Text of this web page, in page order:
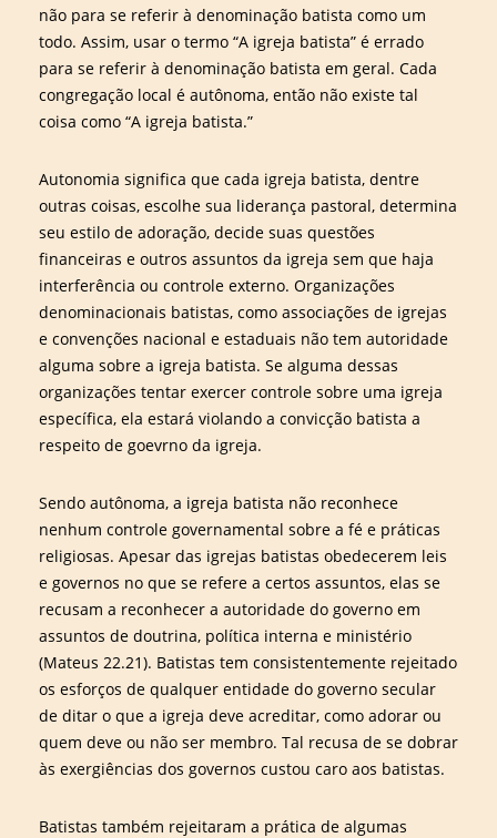
não para se referir à denominação batista como um
todo. Assim, usar o termo “A igreja batista” é errado
para se referir à denominação batista em geral. Cada
congregação local é autônoma, então não existe tal
coisa como “A igreja batista.”
Autonomia significa que cada igreja batista, dentre
outras coisas, escolhe sua liderança pastoral, determina
seu estilo de adoração, decide suas questões
financeiras e outros assuntos da igreja sem que haja
interferência ou controle externo. Organizações
denominacionais batistas, como associações de igrejas
e convenções nacional e estaduais não tem autoridade
alguma sobre a igreja batista. Se alguma dessas
organizações tentar exercer controle sobre uma igreja
específica, ela estará violando a convicção batista a
respeito de goevrno da igreja.
Sendo autônoma, a igreja batista não reconhece
nenhum controle governamental sobre a fé e práticas
religiosas. Apesar das igrejas batistas obedecerem leis
e governos no que se refere a certos assuntos, elas se
recusam a reconhecer a autoridade do governo em
assuntos de doutrina, política interna e ministério
(Mateus 22.21). Batistas tem consistentemente rejeitado
os esforços de qualquer entidade do governo secular
de ditar o que a igreja deve acreditar, como adorar ou
quem deve ou não ser membro. Tal recusa de se dobrar
às exergiências dos governos custou caro aos batistas.
Batistas também rejeitaram a prática de algumas